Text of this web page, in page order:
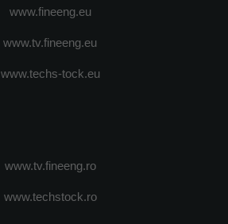
www.fineeng.eu
www.tv.fineeng.eu
www.techs-tock.eu
www.tv.fineeng.ro
www.techstock.ro